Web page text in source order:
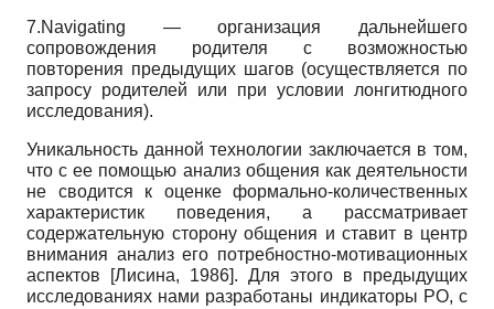
7.Navigating — организация дальнейшего
сопровождения родителя с возможностью
повторения предыдущих шагов (осуществляется по
запросу родителей или при условии лонгитюдного
исследования).
Уникальность данной технологии заключается в том,
что с ее помощью анализ общения как деятельности
не сводится к оценке формально-количественных
характеристик поведения, а рассматривает
содержательную сторону общения и ставит в центр
внимания анализ его потребностно-мотивационных
аспектов
[Лисина, 1986]. Для этого в предыдущих
исследованиях нами разработаны индикаторы РО, с